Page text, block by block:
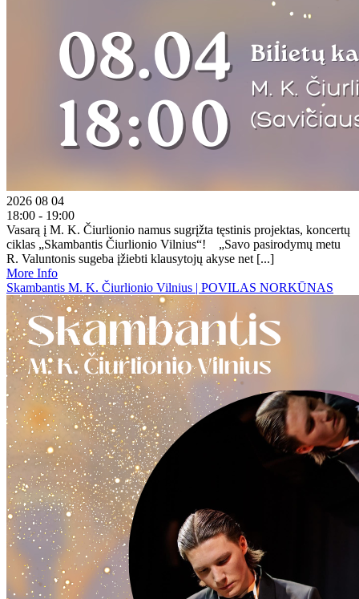
2026 08 04
18:00 - 19:00
Vasarą į M. K. Čiurlionio namus sugrįžta tęstinis projektas, koncertų
ciklas „Skambantis Čiurlionio Vilnius“! „Savo pasirodymų metu
R. Valuntonis sugeba įžiebti klausytojų akyse net [...]
More Info
Skambantis M. K. Čiurlionio Vilnius | POVILAS NORKŪNAS